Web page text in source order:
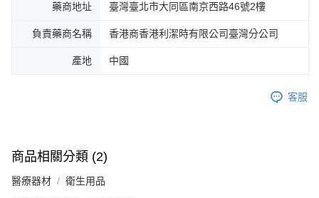
藥商地址 臺灣臺北市大同區南京西路46號2樓
負責藥商名稱 香港商香港利潔時有限公司臺灣分公司
產地 中國
客服
商品相關分類 (2)
醫療器材 衛生用品